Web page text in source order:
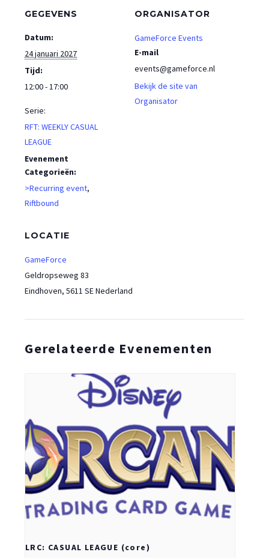
GEGEVENS
Datum:
24 januari 2027
Tijd:
12:00 - 17:00
Serie:
RFT: WEEKLY CASUAL
LEAGUE
Evenement
Categorieën:
>Recurring event,
Riftbound
LOCATIE
GameForce
Geldropseweg 83
Eindhoven, 5611 SENederland
ORGANISATOR
GameForce Events
E-mail
events@gameforce.nl
Bekijk de site van
Organisator
Gerelateerde Evenementen
LRC: CASUAL LEAGUE (core)